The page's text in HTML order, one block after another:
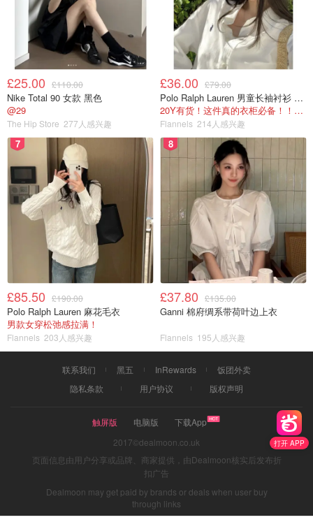
打开 APP
£25.00 £110.00
Nike Total 90 女款 黑色
@29
The Hip Store 277人感兴趣
£36.00 £79.00
Polo Ralph Lauren 男童长袖衬衫 Oxford
20Y有货！这件真的衣柜必备！！@蜜子不爱吃
Flannels 214人感兴趣
7
£85.50 £190.00
Polo Ralph Lauren 麻花毛衣
男款女穿松弛感拉满！
Flannels 203人感兴趣
8
£37.80 £135.00
Ganni 棉府绸系带荷叶边上衣
Flannels 195人感兴趣
联系我们 黑五 InRewards
饭团外卖
隐私条款
用户协议 版权声明
触屏版 电脑版
下载App
2017©dealmoon.co.uk
页面信息由用户分享或品牌、商家提供，由Dealmoon核实后发布折
扣广告
Dealmoon may get paid by brands or deals when user buy
through links